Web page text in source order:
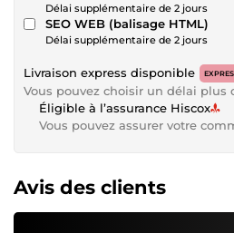
Délai supplémentaire de 2 jours
SEO WEB (balisage HTML)
Délai supplémentaire de 2 jours
Livraison express disponible
Vous pouvez choisir un délai
Éligible à l’assurance Hiscox
Vous pouvez assurer votre
Avis des clients